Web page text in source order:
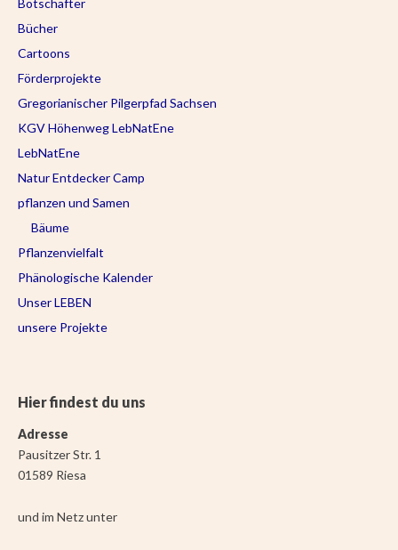
Botschafter
Bücher
Cartoons
Förderprojekte
Gregorianischer Pilgerpfad Sachsen
KGV Höhenweg LebNatEne
LebNatEne
Natur Entdecker Camp
pflanzen und Samen
Bäume
Pflanzenvielfalt
Phänologische Kalender
Unser LEBEN
unsere Projekte
Hier findest du uns
Adresse
Pausitzer Str. 1
01589 Riesa
und im Netz unter